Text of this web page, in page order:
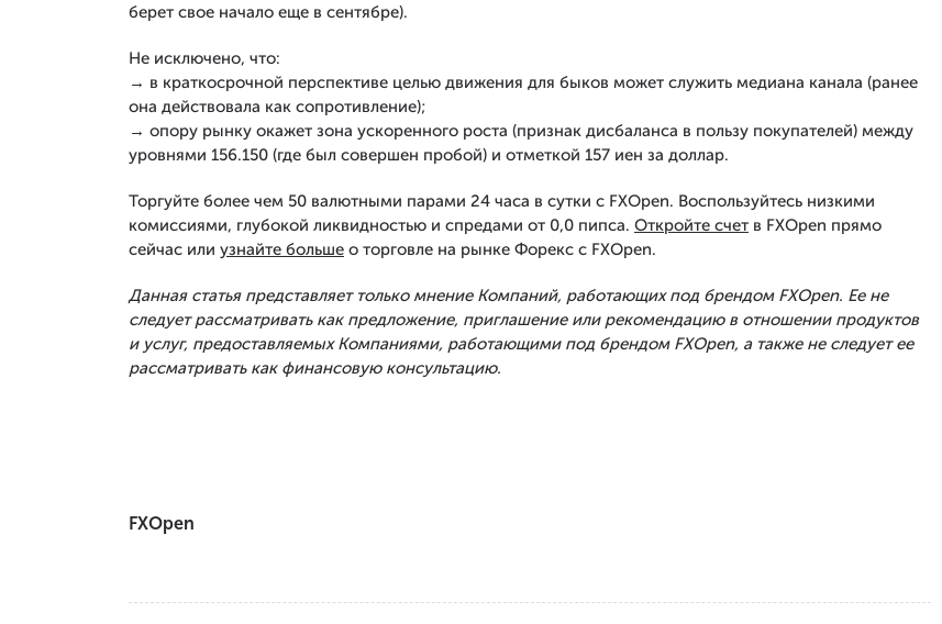
берет свое начало еще в сентябре).
Не исключено, что:
→ в краткосрочной перспективе целью движения для быков может служить медиана канала (ранее
она действовала как сопротивление);
→ опору рынку окажет зона ускоренного роста (признак дисбаланса в пользу покупателей) между
уровнями 156.150 (где был совершен пробой) и отметкой 157 иен за доллар.
Торгуйте более чем 50 валютными парами 24 часа в сутки с FXOpen. Воспользуйтесь низкими
комиссиями, глубокой ликвидностью и спредами от 0,0 пипса. Откройте счет в FXOpen прямо
сейчас или узнайте больше о торговле на рынке Форекс с FXOpen.
Данная статья представляет только мнение Компаний, работающих под брендом FXOpen. Ее не
следует рассматривать как предложение, приглашение или рекомендацию в отношении продуктов
и услуг, предоставляемых Компаниями, работающими под брендом FXOpen, а также не следует ее
рассматривать как финансовую консультацию.
FXOpen